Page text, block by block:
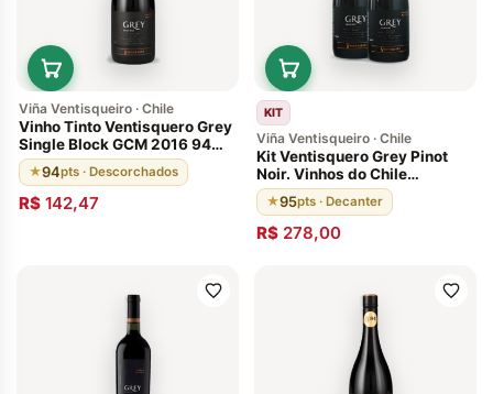
Viña Ventisqueiro · Chile
Vinho Tinto Ventisquero Grey
Single Block GCM 2016 94
Pontos
★94pts · Descorchados
R$ 142,47
KIT
Viña Ventisqueiro · Chile
Kit Ventisquero Grey Pinot
Noir. Vinhos do Chile
Descorchados: 93 pontos.
Envelhecido 12 meses em
barricas de carvalho francês
★95pts · Decanter
R$ 278,00